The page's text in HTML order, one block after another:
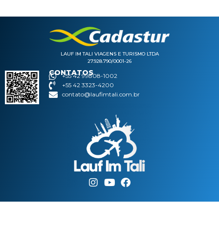
LAUF IM TALI VIAGENS E TURISMO LTDA
27.928.790/0001-26
CONTATOS
+55 42 99808-1002
+55 42 3323-4200
contato@laufimtali.com.br